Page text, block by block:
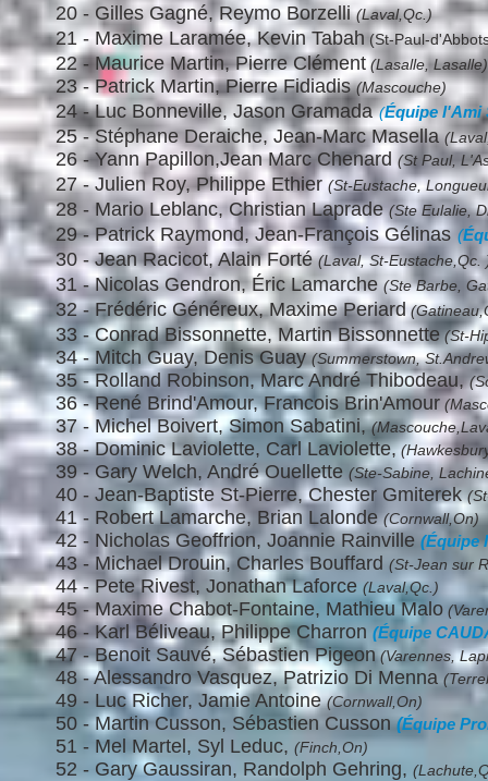
20 - Gilles Gagné, Reymo Borzelli(Laval,Qc.)
21 - Maxime Laramée, Kevin Tabah (St-Paul-
22 - Maurice Martin, Pierre Clément (Lasalle, Lasalle)
23 - Patrick Martin, Pierre Fidiadis(Mascouche)
24 - Luc Bonneville, Jason Gramada (Équipe l'Ami
25 - Stéphane Deraiche, Jean-Marc Masella
26 - Yann Papillon,Jean Marc Chenard (St Paul,
27 - Julien Roy, Philippe Ethier (St-Eustache,
28 - Mario Leblanc, Christian Laprade(Ste Eulalie,
29 - Patrick Raymond, Jean-François Gélinas (
30 - Jean Racicot, Alain Forté(Laval, St-Eustache,Qc.
31 - Nicolas Gendron, Éric Lamarche (Ste Barbe,
32 - Frédéric Généreux, Maxime Periard
33 - Conrad Bissonnette, Martin Bissonnette(St-
34 - Mitch Guay,Denis Guay (Summerstown,
35 -Rolland Robinson, Marc André Thibodeau,
36 - René Brind'Amour, Francois Brin'Amour
37 - Michel Boivert, Simon Sabatini,
38 - Dominic Laviolette, Carl Laviolette,
39 - Gary Welch, André Ouellette (Ste-Sabine,
40 - Jean-Baptiste St-Pierre, Chester Gmiterek
41 - Robert Lamarche, Brian Lalonde(Cornwall,On)
42 - Nicholas Geoffrion, Joannie Rainville (Équipe
43 - Michael Drouin, Charles Bouffard (St-Jean sur
44 - Pete Rivest, Jonathan Laforce (Laval,Qc.)
45 - Maxime Chabot-Fontaine, Mathieu Malo
46 - Karl Béliveau, Philippe Charron (Équipe
47 - Benoit Sauvé, Sébastien Pigeon(Varennes,
48 - Alessandro Vasquez, Patrizio Di Menna
49 - Luc Richer, Jamie Antoine (Cornwall,On)
50 - Martin Cusson, Sébastien Cusson(Équipe
51 - Mel Martel, Syl Leduc, (Finch,On)
52 - Gary Gaussiran, Randolph Gehring,